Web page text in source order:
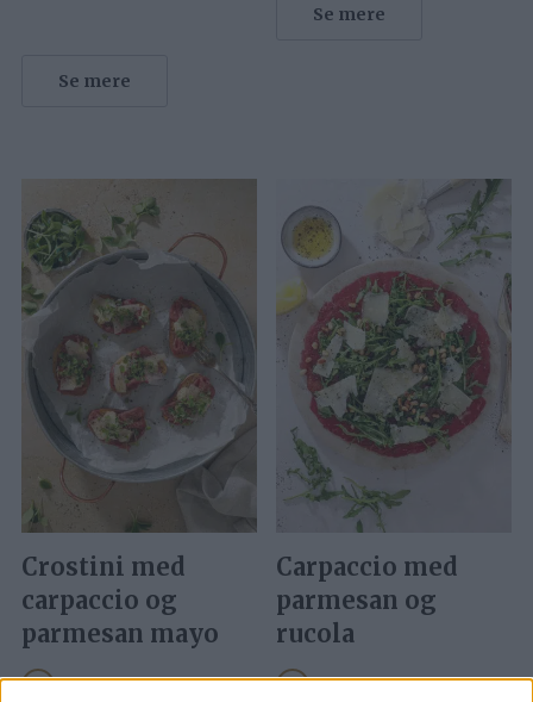
Se mere
Se mere
Crostini med
carpaccio og
parmesan mayo
PREMIUM
Carpaccio med
parmesan og
rucola
PREMIUM